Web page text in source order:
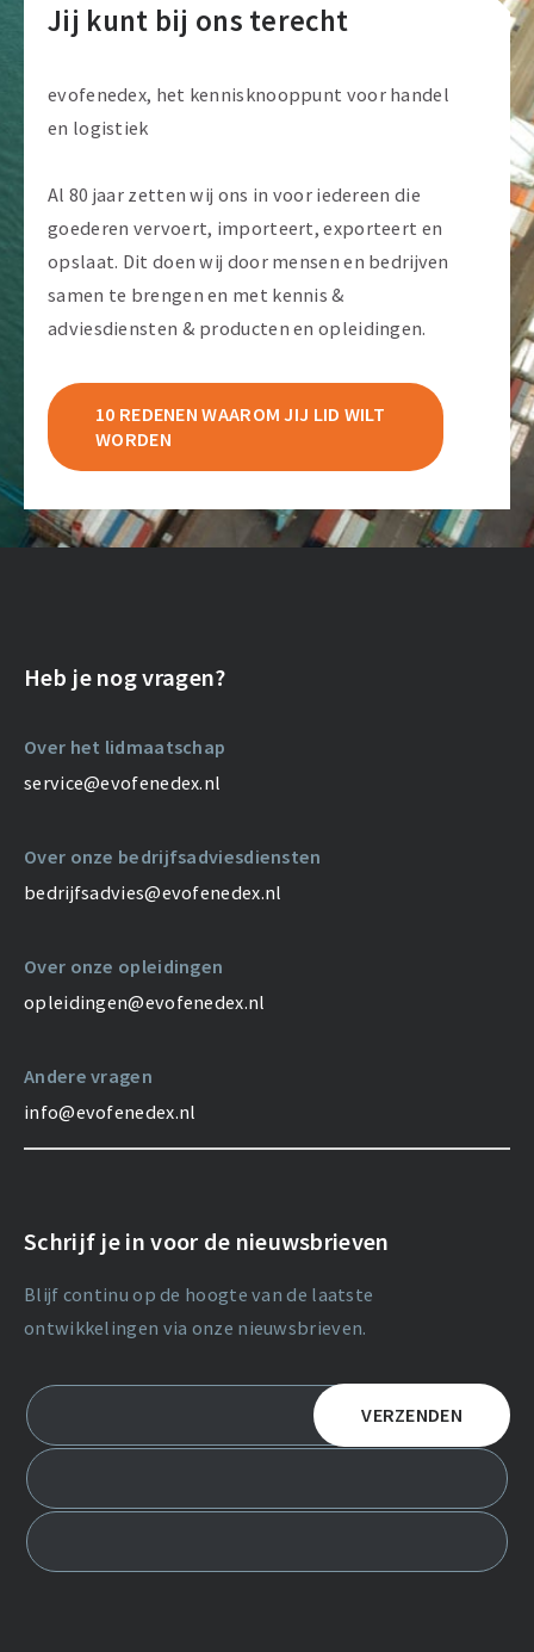
Jij kunt bij ons terecht
evofenedex, het kennisknooppunt voor handel
en logistiek
Al 80 jaar zetten wij ons in voor iedereen die
goederen vervoert, importeert, exporteert en
opslaat. Dit doen wij door mensen en bedrijven
samen te brengen en met kennis &
adviesdiensten & producten en opleidingen.
10 REDENEN WAAROM JIJ LID WILT
WORDEN
Heb je nog vragen?
Over het lidmaatschap
service@evofenedex.nl
Over onze bedrijfsadviesdiensten
bedrijfsadvies@evofenedex.nl
Over onze opleidingen
opleidingen@evofenedex.nl
Andere vragen
info@evofenedex.nl
Schrijf je in voor de nieuwsbrieven
Blijf continu op de hoogte van de laatste
ontwikkelingen via onze nieuwsbrieven.